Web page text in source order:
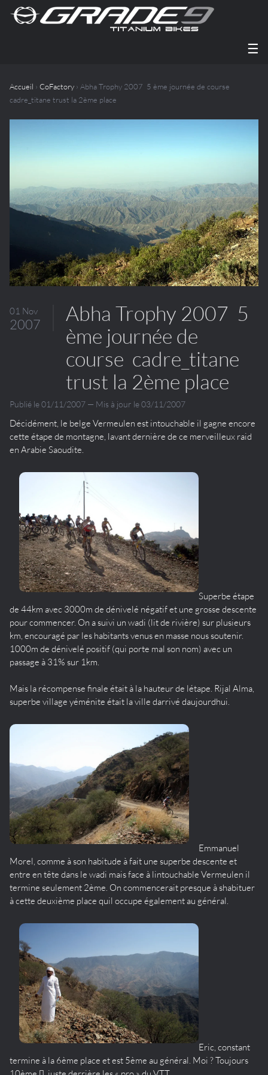
☰
Accueil › CoFactory › Abha Trophy 2007  5 ème journée de course 
cadre_titane trust la 2ème place
01 Nov
2007
Abha Trophy 2007  5
ème journée de
course  cadre_titane
trust la 2ème place
Publié le 01/11/2007 — Mis à jour le 03/11/2007
Décidément, le belge Vermeulen est intouchable il gagne encore
cette étape de montagne, lavant dernière de ce merveilleux raid
en Arabie Saoudite.
Superbe étape
de 44km avec 3000m de dénivelé négatif et une grosse descente
pour commencer. On a suivi un wadi (lit de rivière) sur plusieurs
km, encouragé par les habitants venus en masse nous soutenir.
1000m de dénivelé positif (qui porte mal son nom) avec un
passage à 31% sur 1km.
Mais la récompense finale était à la hauteur de létape. Rijal Alma,
superbe village yéménite était la ville darrivé daujourdhui.
Emmanuel
Morel, comme à son habitude à fait une superbe descente et
entre en tête dans le wadi mais face à lintouchable Vermeulen il
termine seulement 2ème. On commencerait presque à shabituer
à cette deuxième place quil occupe également au général.
Eric, constant
termine à la 6ème place et est 5ème au général. Moi ? Toujours